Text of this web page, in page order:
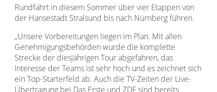
Rundfahrt in diesem Sommer über vier Etappen von
der Hansestadt Stralsund bis nach Nürnberg führen.
„Unsere Vorbereitungen liegen im Plan. Mit allen
Genehmigungsbehörden wurde die komplette
Strecke der diesjährigen Tour abgefahren, das
Interesse der Teams ist sehr hoch und es zeichnet sich
ein Top-Starterfeld ab. Auch die TV-Zeiten der Live-
Übertragung bei Das Erste und ZDF sind bereits